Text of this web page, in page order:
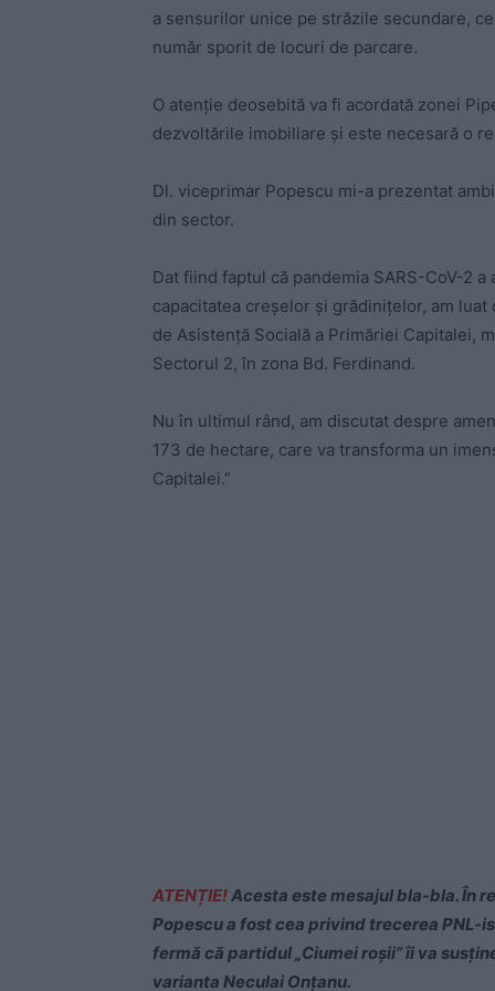
a sensurilor unice pe străzile secundare,
număr sporit de locuri de parcare.
O atenție deosebită va fi acordată zonei
dezvoltările imobiliare și este necesară o
Dl. viceprimar Popescu mi-a prezentat
din sector.
Dat fiind faptul că pandemia SARS-CoV-2
capacitatea creșelor și grădinițelor, am
de Asistență Socială a Primăriei Capitalei,
Sectorul 2, în zona Bd. Ferdinand.
Nu în ultimul rând, am discutat despre
173 de hectare, care va transforma un
Capitalei.”
ATENȚIE!Acesta este mesajul bla-bla. În
Popescu a fost cea privind trecerea PNL-
fermă că partidul „Ciumei roșii” îi va
varianta Neculai Onțanu.